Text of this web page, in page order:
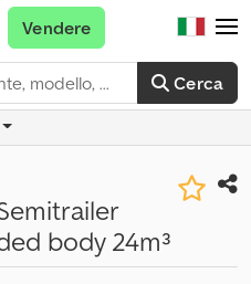
Cerca
Vendere
body 24m³